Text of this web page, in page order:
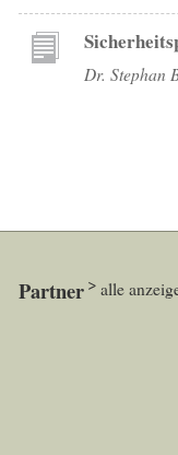
Dr. Stephan
Partner alle